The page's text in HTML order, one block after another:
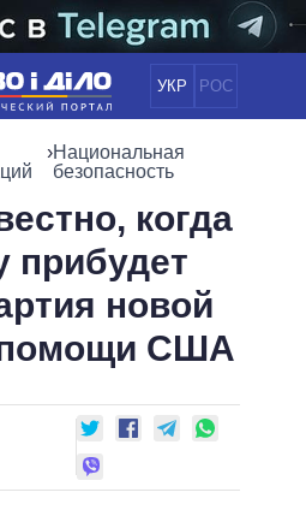
УКР РОС
НОВОСТИ
ЭКОНОМИКА
ОБЩЕСТВО
МИР
ВИДЕО
ПОЛИТИКОВ
›Национальная
безопасность
когда
прибудет
новой
помощи США